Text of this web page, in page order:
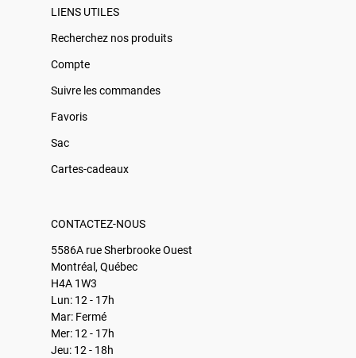
LIENS UTILES
Recherchez nos produits
Compte
Suivre les commandes
Favoris
Sac
Cartes-cadeaux
CONTACTEZ-NOUS
5586A rue Sherbrooke Ouest
Montréal, Québec
H4A 1W3
Lun: 12 - 17h
Mar: Fermé
Mer: 12 - 17h
Jeu: 12 - 18h